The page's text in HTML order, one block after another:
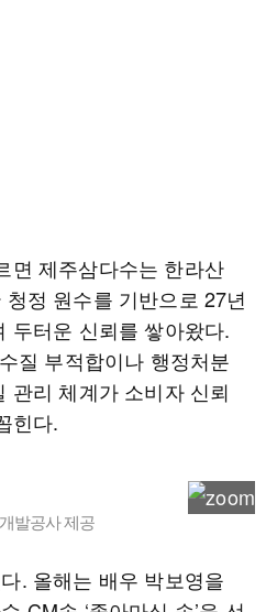
면 제주삼다수는 한라산
정 원수를 기반으로 27년
두터운 신뢰를 쌓아왔다.
질 부적합이나 행정처분
관리 체계가 소비자 신뢰
힌다.
발공사 제공
. 올해는 배우 박보영을